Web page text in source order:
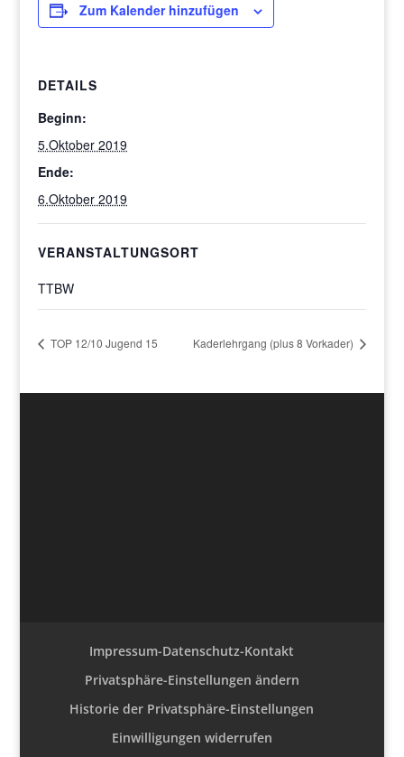
Zum Kalender hinzufügen
DETAILS
Beginn:
5.Oktober 2019
Ende:
6.Oktober 2019
VERANSTALTUNGSORT
TTBW
TOP 12/10 Jugend 15 Kaderlehrgang (plus 8 Vorkader)
Impressum-Datenschutz-Kontakt
Privatsphäre-Einstellungen ändern
Historie der Privatsphäre-Einstellungen
Einwilligungen widerrufen